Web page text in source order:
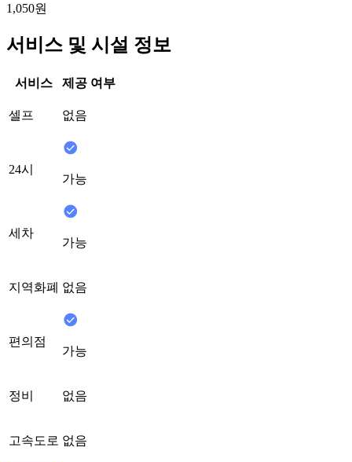
1,050원
서비스 및 시설 정보
서비스 제공 여부
셀프 없음
24시
가능
세차
가능
지역화폐 없음
편의점
가능
정비 없음
고속도로 없음